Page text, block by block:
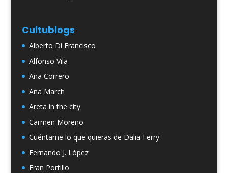
Cultublogs
Alberto Di Francisco
Alfonso Vila
Ana Correro
Ana March
Areta in the city
Carmen Moreno
Cuéntame lo que quieras de Dalia Ferry
Fernando J. López
Fran Portillo